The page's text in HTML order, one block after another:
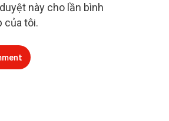
này cho lần bình
của tôi.